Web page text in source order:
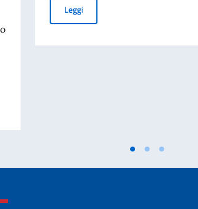
DEI MINISTRI E MINISTRO DEGLI AFFARI
LeggiBORSE DI STUDIO OFFERTE